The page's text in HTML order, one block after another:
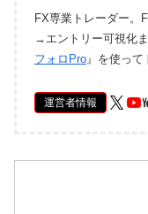
FX専業トレーダー。
→エントリー可視化
フォロPro』を使って
運営者情報